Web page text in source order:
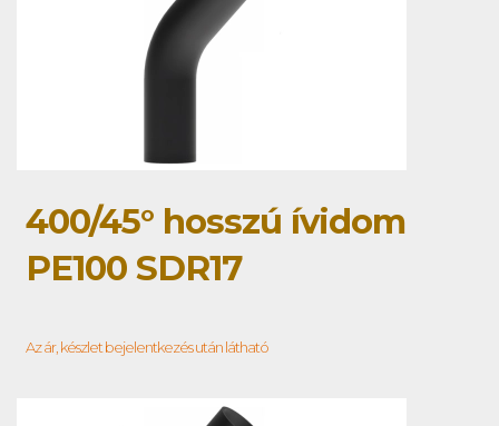
400/45° hosszú ívidom
PE100 SDR17
Az ár, készlet bejelentkezés után látható